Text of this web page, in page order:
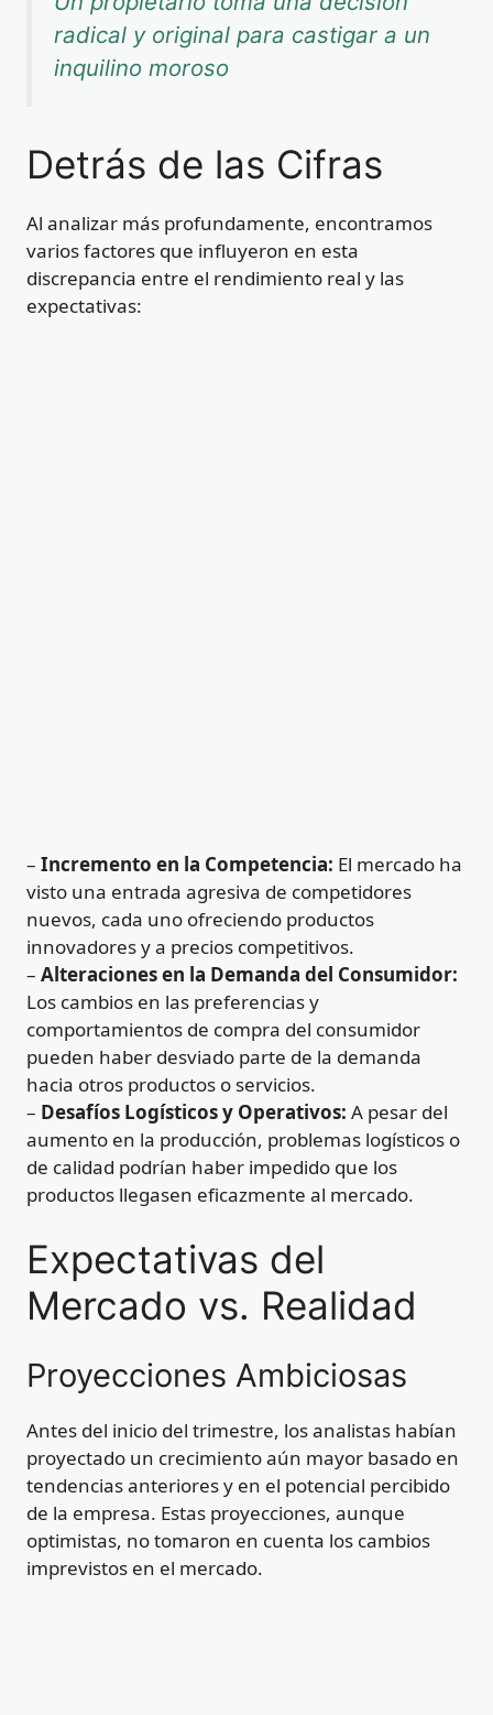
radical y original para castigar a un
inquilino moroso
Detrás de las Cifras
Al analizar más profundamente, encontramos
varios factores que influyeron en esta
discrepancia entre el rendimiento real y las
expectativas:
– Incremento en la Competencia: El mercado ha
visto una entrada agresiva de competidores
nuevos, cada uno ofreciendo productos
innovadores y a precios competitivos.
– Alteraciones en la Demanda del Consumidor:
Los cambios en las preferencias y
comportamientos de compra del consumidor
pueden haber desviado parte de la demanda
hacia otros productos o servicios.
– Desafíos Logísticos y Operativos: A pesar del
aumento en la producción, problemas logísticos o
de calidad podrían haber impedido que los
productos llegasen eficazmente al mercado.
Expectativas del
Mercado vs. Realidad
Proyecciones Ambiciosas
Antes del inicio del trimestre, los analistas habían
proyectado un crecimiento aún mayor basado en
tendencias anteriores y en el potencial percibido
de la empresa. Estas proyecciones, aunque
optimistas, no tomaron en cuenta los cambios
imprevistos en el mercado.